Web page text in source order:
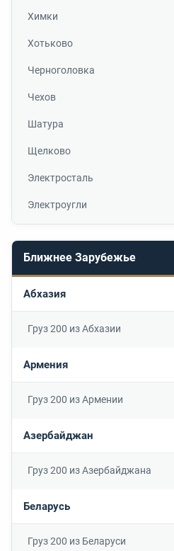
Химки
Хотьково
Черноголовка
Чехов
Шатура
Щелково
Электросталь
Электроугли
Ближнее Зарубежье
Абхазия
Груз 200 из Абхазии
Армения
Груз 200 из Армении
Азербайджан
Груз 200 из Азербайджана
Беларусь
Груз 200 из Беларуси